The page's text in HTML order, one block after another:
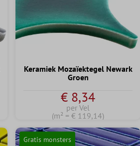
Keramiek Mozaïektegel Newark
Groen
€ 8,34
per Vel
(m² = € 119,14)
Gratis monsters